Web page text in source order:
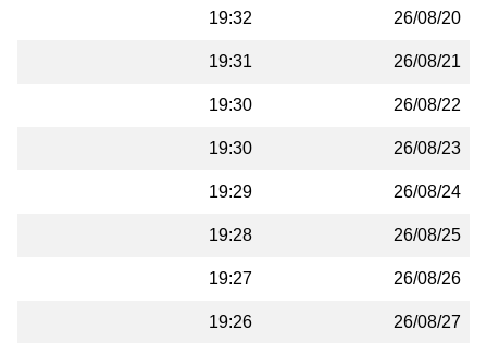
26/08/20
19:32
26/08/21
19:31
26/08/22
19:30
26/08/23
19:30
26/08/24
19:29
26/08/25
19:28
26/08/26
19:27
26/08/27
19:26